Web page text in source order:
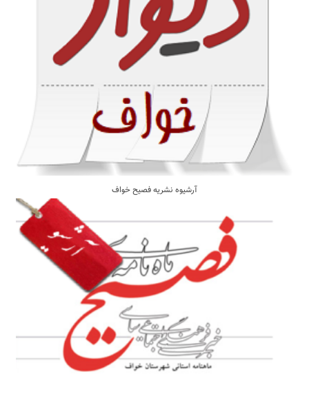
آرشیوه نشریه فصیح خواف